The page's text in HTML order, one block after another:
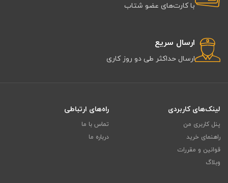
با کارت‌های عضو شتاب
ارسال سریع
ارسال حداکثر طی دو روز کاری
لینک‌های کاربردی
پنل کاربری من
راهنمای خرید
قوانین و مقررات
وبلاگ
راه‌های ارتباطی
تماس با ما
درباره ما